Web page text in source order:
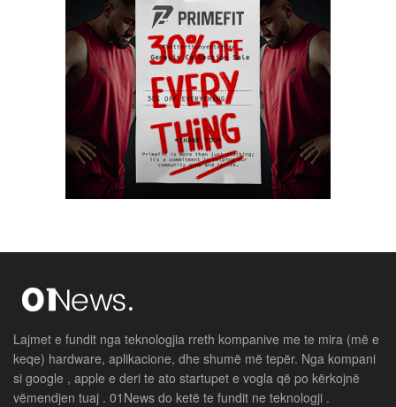
Lajmet e fundit nga teknologjia rreth kompanive me te mira (më e
keqe) hardware, aplikacione, dhe shumë më tepër. Nga kompani
si google , apple e deri te ato startupet e vogla që po kërkojnë
vëmendjen tuaj . 01News do ketë te fundit ne teknologji .